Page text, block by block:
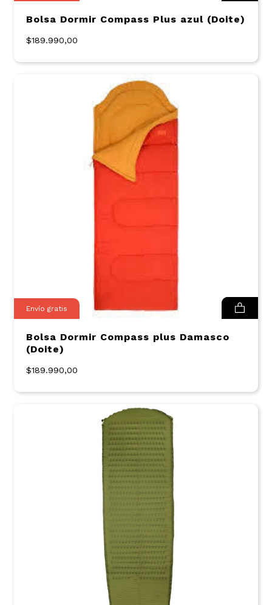
Bolsa Dormir Compass Plus azul (Doite)
$189.990,00
Envío gratis
Bolsa Dormir Compass plus Damasco
(Doite)
$189.990,00